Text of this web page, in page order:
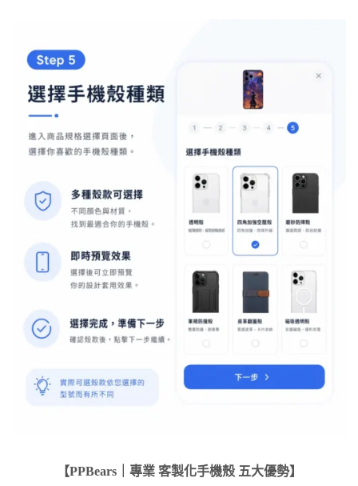
【PPBears｜專業 客製化手機殼五大優勢】